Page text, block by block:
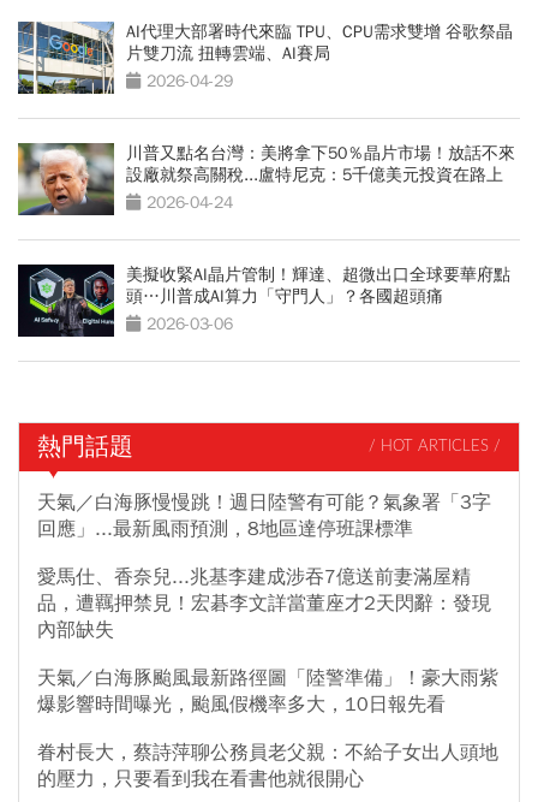
AI代理大部署時代來臨 TPU、CPU需求雙增 谷歌祭晶
片雙刀流 扭轉雲端、AI賽局
2026-04-29
川普又點名台灣：美將拿下50％晶片市場！放話不來
設廠就祭高關稅...盧特尼克：5千億美元投資在路上
2026-04-24
美擬收緊AI晶片管制！輝達、超微出口全球要華府點
頭…川普成AI算力「守門人」？各國超頭痛
2026-03-06
熱門話題 / HOT ARTICLES /
天氣／白海豚慢慢跳！週日陸警有可能？氣象署「3字
回應」...最新風雨預測，8地區達停班課標準
愛馬仕、香奈兒...兆基李建成涉吞7億送前妻滿屋精
品，遭羈押禁見！宏碁李文詳當董座才2天閃辭：發現
內部缺失
天氣／白海豚颱風最新路徑圖「陸警準備」！豪大雨紫
爆影響時間曝光，颱風假機率多大，10日報先看
眷村長大，蔡詩萍聊公務員老父親：不給子女出人頭地
的壓力，只要看到我在看書他就很開心